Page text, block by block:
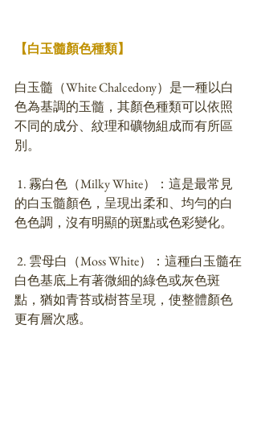
【白玉髓顏色種類】
白玉髓（White Chalcedony）是一種以白
色為基調的玉髓，其顏色種類可以依照
不同的成分、紋理和礦物組成而有所區
別。
的白玉髓顏色，呈現出柔和、均勻的白
色色調，沒有明顯的斑點或色彩變化。
白色基底上有著微細的綠色或灰色斑
點，猶如青苔或樹苔呈現，使整體顏色
更有層次感。